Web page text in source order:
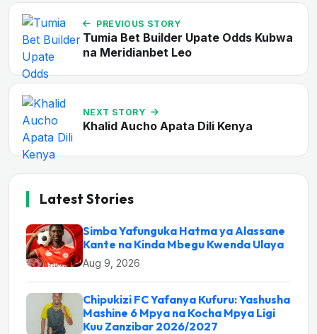
PREVIOUS STORY
Tumia Bet Builder Upate Odds Kubwa
na Meridianbet Leo
NEXT STORY
Khalid Aucho Apata Dili Kenya
Latest Stories
Simba Yafunguka Hatma ya Alassane
Kante na Kinda Mbegu Kwenda Ulaya
Aug 9, 2026
Chipukizi FC Yafanya Kufuru: Yashusha
Mashine 6 Mpya na Kocha Mpya Ligi
Kuu Zanzibar 2026/2027